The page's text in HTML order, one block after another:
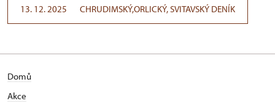
13. 12. 2025 CHRUDIMSKÝ,ORLICKÝ, SVITAVSKÝ DENÍK
Domů
Akce